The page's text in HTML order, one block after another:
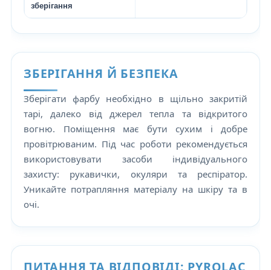
зберігання
ЗБЕРІГАННЯ Й БЕЗПЕКА
Зберігати фарбу необхідно в щільно закритій
тарі, далеко від джерел тепла та відкритого
вогню. Поміщення має бути сухим і добре
провітрюваним. Під час роботи рекомендується
використовувати засоби індивідуального
захисту: рукавички, окуляри та респіратор.
Уникайте потрапляння матеріалу на шкіру та в
очі.
ПИТАННЯ ТА ВІДПОВІДІ: PYROLAC